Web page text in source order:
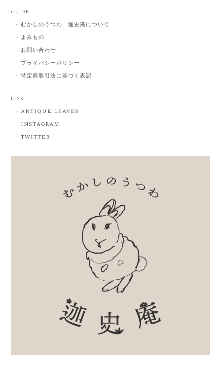
GUIDE
むかしのうつわ 迦史庵について
よみもの
お問い合わせ
プライバシーポリシー
特定商取引法に基づく表記
LINK
ANTIQUE LEAVES
INSTAGRAM
TWITTER